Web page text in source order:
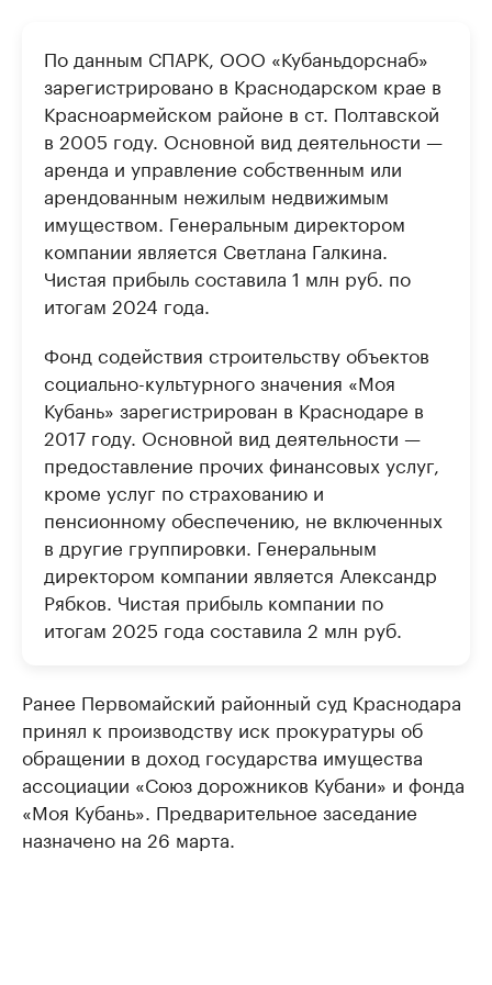
По данным СПАРК, ООО «Кубаньдорснаб»
зарегистрировано в Краснодарском крае в
Красноармейском районе в ст. Полтавской
в 2005 году. Основной вид деятельности —
аренда и управление собственным или
арендованным нежилым недвижимым
имуществом. Генеральным директором
компании является Светлана Галкина.
Чистая прибыль составила 1 млн руб. по
итогам 2024 года.
Фонд содействия строительству объектов
социально-культурного значения «Моя
Кубань» зарегистрирован в Краснодаре в
2017 году. Основной вид деятельности —
предоставление прочих финансовых услуг,
кроме услуг по страхованию и
пенсионному обеспечению, не включенных
в другие группировки. Генеральным
директором компании является Александр
Рябков. Чистая прибыль компании по
итогам 2025 года составила 2 млн руб.
Ранее Первомайский районный суд Краснодара
принял к производству иск прокуратуры об
обращении в доход государства имущества
ассоциации «Союз дорожников Кубани» и фонда
«Моя Кубань». Предварительное заседание
назначено на 26 марта.